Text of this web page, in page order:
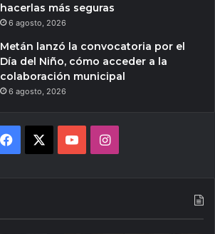
hacerlas más seguras
6 agosto, 2026
Metán lanzó la convocatoria por el
Día del Niño, cómo acceder a la
colaboración municipal
6 agosto, 2026
Facebook YouTubeInstagram